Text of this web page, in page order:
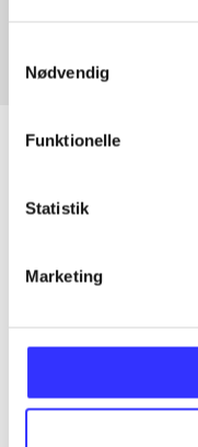
Nødvendig
Funktionelle
Statistik
Marketing
Artikler